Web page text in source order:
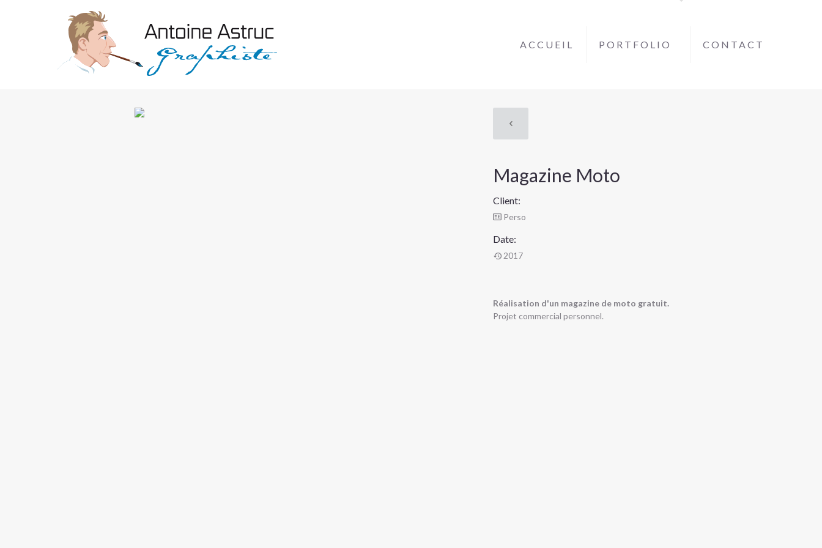
ACCUEIL PORTFOLIO CONTACT
Magazine Moto
Client:
Perso
Date:
2017
Réalisation d'un magazine de moto gratuit.
Projet commercial personnel.